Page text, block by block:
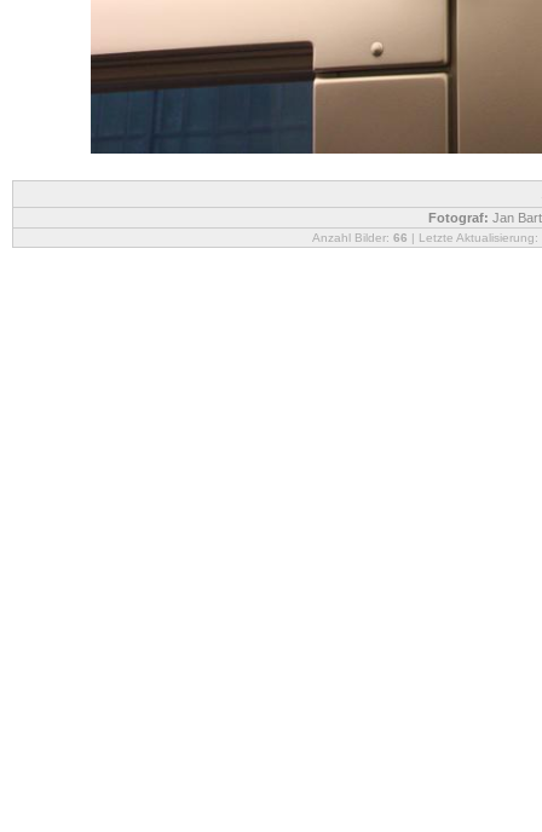
Fotograf: Jan
Anzahl Bilder: 66 | Letzte Aktualisierung: